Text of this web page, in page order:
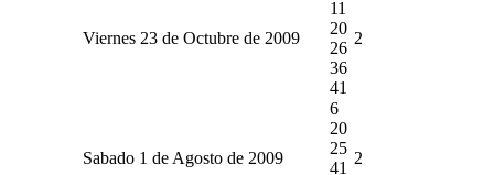
Viernes 23 de Octubre de 2009
11
20
26
36
41
2
Sabado 1 de Agosto de 2009
6
20
25
41
2